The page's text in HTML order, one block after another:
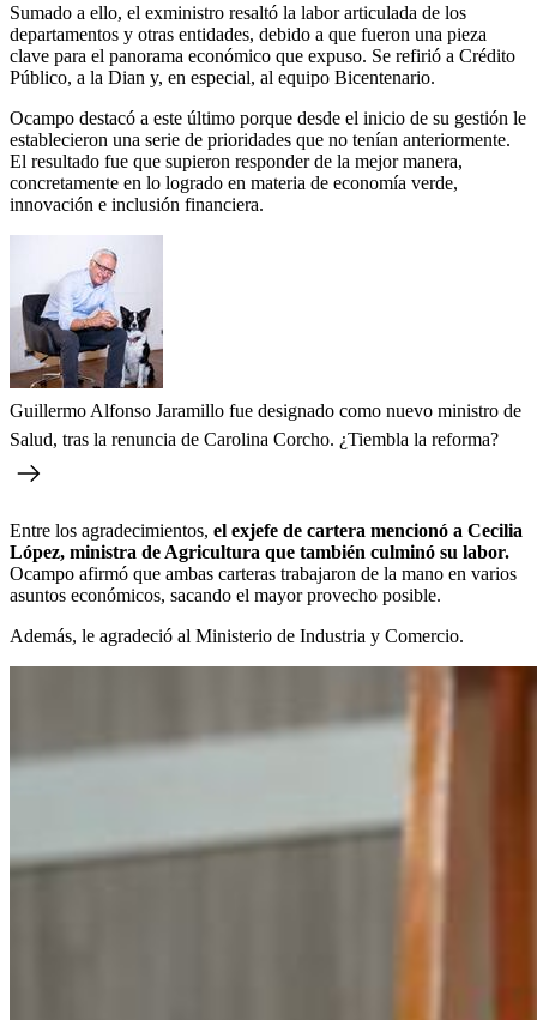
Sumado a ello, el exministro resaltó la labor articulada de los
departamentos y otras entidades, debido a que fueron una pieza
clave para el panorama económico que expuso. Se refirió a Crédito
Público, a la Dian y, en especial, al equipo Bicentenario.
Ocampo destacó a este último porque desde el inicio de su gestión le
establecieron una serie de prioridades que no tenían anteriormente.
El resultado fue que supieron responder de la mejor manera,
concretamente en lo logrado en materia de economía verde,
innovación e inclusión financiera.
Guillermo Alfonso Jaramillo fue designado como nuevo ministro de
Salud, tras la renuncia de Carolina Corcho. ¿Tiembla la reforma?
Entre los agradecimientos, el exjefe de cartera mencionó a Cecilia
López, ministra de Agricultura que también culminó su labor.
Ocampo afirmó que ambas carteras trabajaron de la mano en varios
asuntos económicos, sacando el mayor provecho posible.
Además, le agradeció al Ministerio de Industria y Comercio.